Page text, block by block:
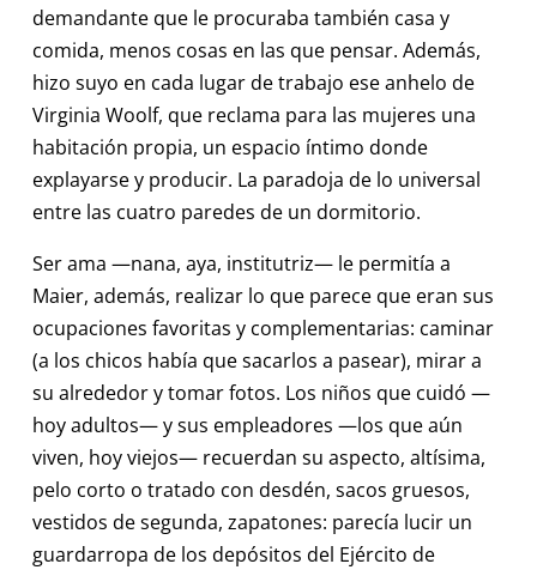
demandante que le procuraba también casa y
comida, menos cosas en las que pensar. Además,
hizo suyo en cada lugar de trabajo ese anhelo de
Virginia Woolf, que reclama para las mujeres una
habitación propia, un espacio íntimo donde
explayarse y producir. La paradoja de lo universal
entre las cuatro paredes de un dormitorio.
Ser ama —nana, aya, institutriz— le permitía a
Maier, además, realizar lo que parece que eran sus
ocupaciones favoritas y complementarias: caminar
(a los chicos había que sacarlos a pasear), mirar a
su alrededor y tomar fotos. Los niños que cuidó —
hoy adultos— y sus empleadores —los que aún
viven, hoy viejos— recuerdan su aspecto, altísima,
pelo corto o tratado con desdén, sacos gruesos,
vestidos de segunda, zapatones: parecía lucir un
guardarropa de los depósitos del Ejército de